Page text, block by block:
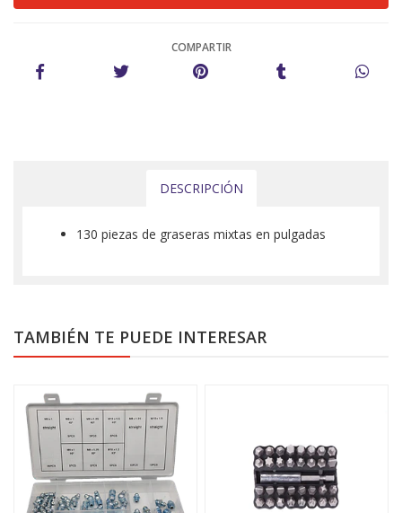
COMPARTIR
DESCRIPCIÓN
130 piezas de graseras mixtas en pulgadas
TAMBIÉN TE PUEDE INTERESAR